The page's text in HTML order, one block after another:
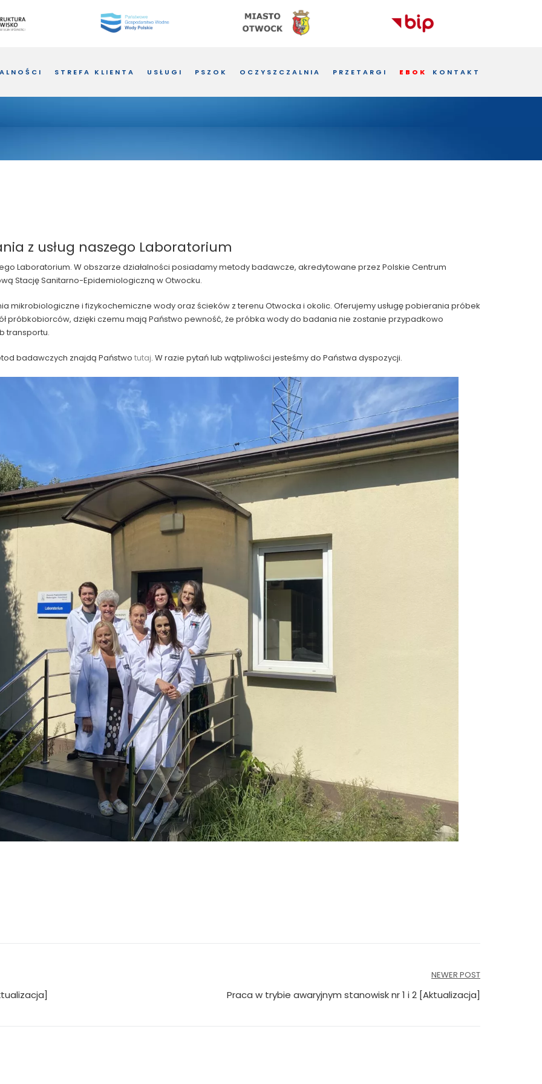
STREFA KLIENTA USŁUGI PSZOK OCZYSZCZALNIA PRZETARGI EBOK KONTAKT
z usług naszego Laboratorium
Laboratorium. W obszarze działalności posiadamy metody badawcze, akredytowane przez Polskie Centrum
Stację Sanitarno-Epidemiologiczną w Otwocku.
mikrobiologiczne i fizykochemiczne wody oraz ścieków z terenu Otwocka i okolic. Oferujemy usługę pobierania próbek
próbkobiorców, dzięki czemu mają Państwo pewność, że próbka wody do badania nie zostanie przypadkowo
transportu.
badawczych znajdą Państwo tutaj. W razie pytań lub wątpliwości jesteśmy do Państwa dyspozycji.
NEWER POST
Praca w trybie awaryjnym stanowisk nr 1 i 2 [Aktualizacja]